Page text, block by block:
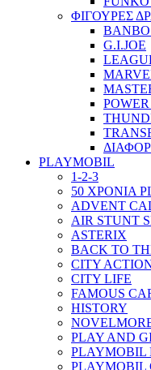
ΦΙΓΟΥΡΕΣ
BANBO
G.I.JOE
PLAYMOBIL
1-2-3
50 ΧΡΟΝΙΑ
ADVENT
AIR STUNT
ASTERIX
BACK TO
CITY
CITY LIFE
FAMOUS
HISTORY
PLAY AND
PLAYMOBIL
PLAYMOBIL